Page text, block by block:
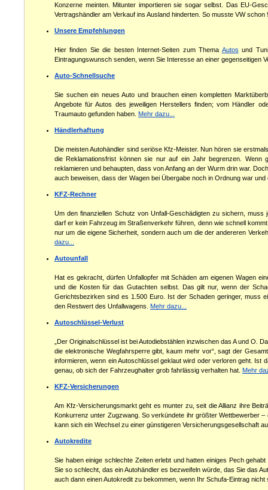
Konzerne meinten. Mitunter importieren sie sogar selbst. Das EU-
Vertragshändler am Verkauf ins Ausland hinderten. So musste VW
Unsere Empfehlungen
Hier finden Sie die besten Internet-Seiten zum Thema Autos und
Eintragungswunsch senden, wenn Sie Interesse an einer gegenseitigen
Auto-Schnellsuche
Sie suchen ein neues Auto und brauchen einen kompletten
Angebote für Autos des jeweiligen Herstellers finden; vom Händler
Traumauto gefunden haben. Mehr dazu...
Händlerhaftung
Die meisten Autohändler sind seriöse Kfz-Meister. Nun hören sie
die Reklamationsfrist können sie nur auf ein Jahr begrenzen.
reklamieren und behaupten, dass von Anfang an der Wurm drin war.
auch beweisen, dass der Wagen bei Übergabe noch in Ordnung war
KFZ-Rechner
Um den finanziellen Schutz von Unfall-Geschädigten zu sichern,
darf er kein Fahrzeug im Straßenverkehr führen, denn wie schnell
nur um die eigene Sicherheit, sondern auch um die der andereren
dazu...
Autounfall
Hat es gekracht, dürfen Unfallopfer mit Schäden am eigenen Wagen
und die Kosten für das Gutachten selbst. Das gilt nur, wenn der
Gerichtsbezirken sind es 1.500 Euro. Ist der Schaden geringer, muss
den Restwert des Unfallwagens. Mehr dazu...
Autoschlüssel-Verlust
„Der Originalschlüssel ist bei Autodiebstählen inzwischen das A und O.
die elektronische Wegfahrsperre gibt, kaum mehr vor“, sagt der
informieren, wenn ein Autoschlüssel geklaut wird oder verloren geht.
genau, ob sich der Fahrzeughalter grob fahrlässig verhalten hat. Mehr
KFZ-Versicherungen
Am Kfz-Versicherungsmarkt geht es munter zu, seit die Allianz ihre
Konkurrenz unter Zugzwang. So verkündete ihr größter Wettbewerber
kann sich ein Wechsel zu einer günstigeren Versicherungsgesellschaft
Autokredite
Sie haben einige schlechte Zeiten erlebt und hatten einiges Pech
Sie so schlecht, das ein Autohändler es bezweifeln würde, das Sie das
auch dann einen Autokredit zu bekommen, wenn Ihr Schufa-Eintrag nicht